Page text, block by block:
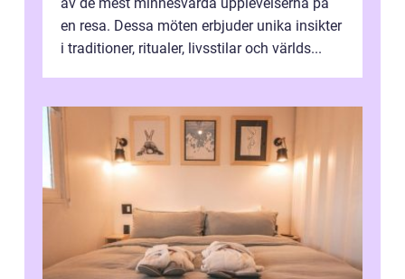
av de mest minnesvärda upplevelserna på
en resa. Dessa möten erbjuder unika insikter
i traditioner, ritualer, livsstilar och världs...